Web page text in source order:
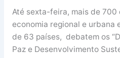
Até sexta-feira, mais de 700
economia regional e urbana
de 63 países, debatem os
Paz e Desenvolvimento